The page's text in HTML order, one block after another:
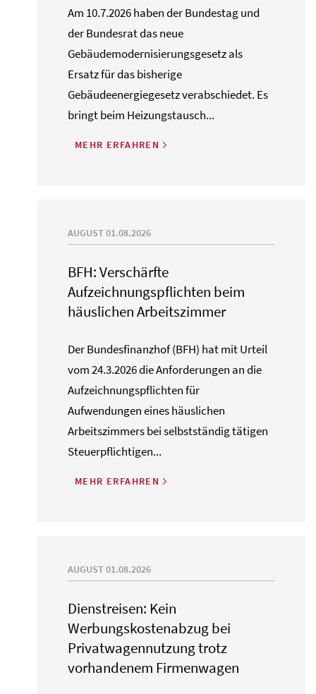
Am 10.7.2026 haben der Bundestag und
der Bundesrat das neue
Gebäudemodernisierungsgesetz als
Ersatz für das bisherige
Gebäudeenergiegesetz verabschiedet. Es
bringt beim Heizungstausch...
MEHR ERFAHREN
AUGUST 01.08.2026
BFH: Verschärfte
Aufzeichnungspflichten beim
häuslichen Arbeitszimmer
Der Bundesfinanzhof (BFH) hat mit Urteil
vom 24.3.2026 die Anforderungen an die
Aufzeichnungspflichten für
Aufwendungen eines häuslichen
Arbeitszimmers bei selbstständig tätigen
Steuerpflichtigen...
MEHR ERFAHREN
AUGUST 01.08.2026
Dienstreisen: Kein
Werbungskostenabzug bei
Privatwagennutzung trotz
vorhandenem Firmenwagen